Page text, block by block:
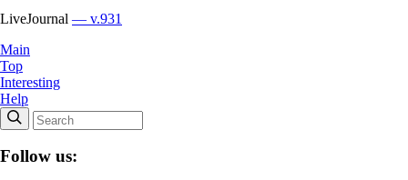
LiveJournal — v.931
Main
Top
Interesting
Help
Follow us: